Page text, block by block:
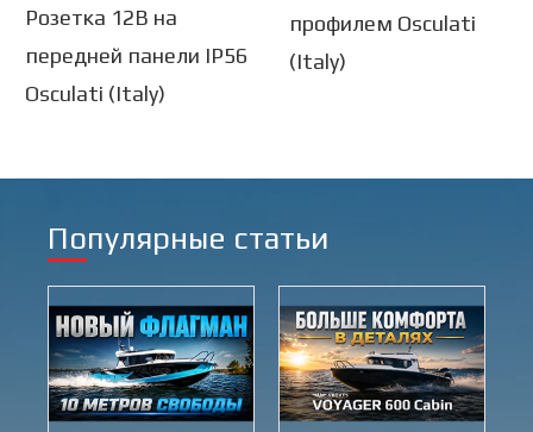
Розетка 12В на
передней панели IP56
Osculati (Italy)
профилем Osculati
(Italy)
Популярные статьи